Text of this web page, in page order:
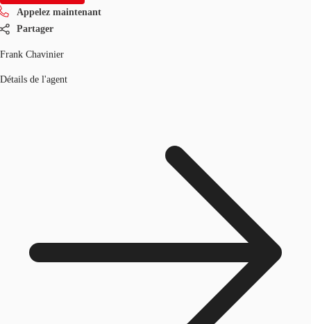
Appelez maintenant
Partager
Frank Chavinier
Détails de l'agent